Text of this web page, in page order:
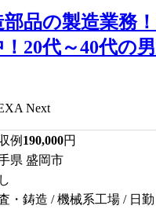
品の製造業務
！20代～40代の
Next
例 190,000円
県 盛岡市
・鋳造 / 機械系工場 / 日勤